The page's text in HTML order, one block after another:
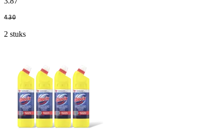
4.30
2 stuks